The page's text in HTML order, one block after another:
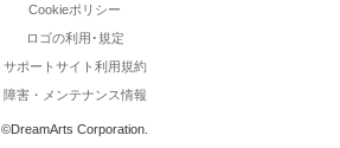
Cookieポリシー
ロゴの利用･規定
サポートサイト利用規約
障害・メンテナンス情報
©DreamArts Corporation.